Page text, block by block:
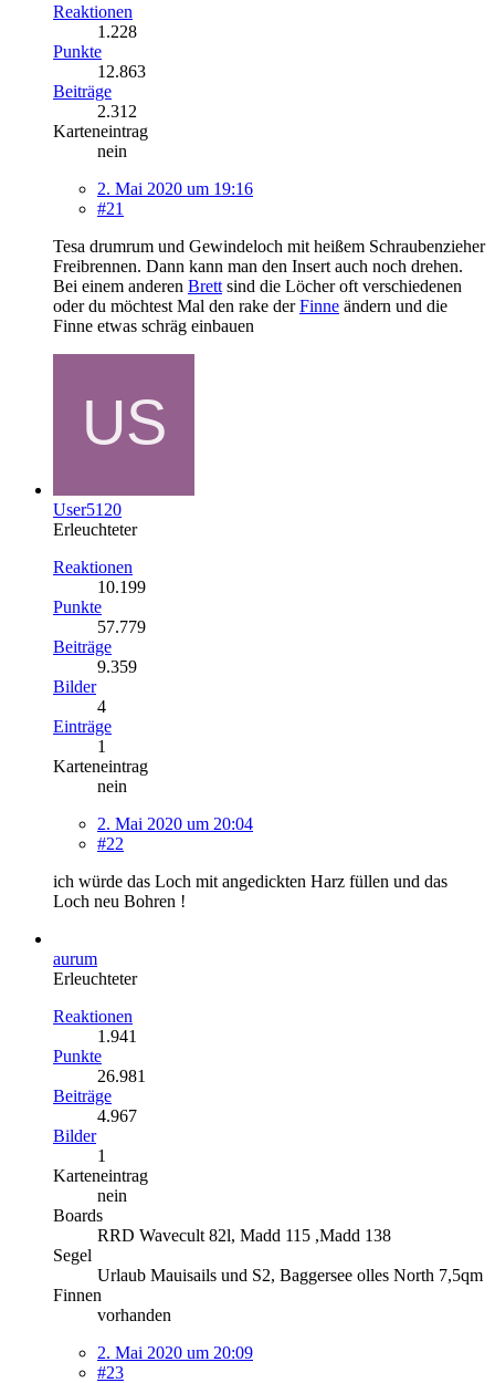
Reaktionen
1.228
Punkte
12.863
Beiträge
2.312
Karteneintrag
nein
2. Mai 2020 um 19:16
#21
Tesa drumrum und Gewindeloch mit heißem Schraubenzieher
Freibrennen. Dann kann man den Insert auch noch drehen.
Bei einem anderen Brett sind die Löcher oft verschiedenen
oder du möchtest Mal den rake derFinne ändern und die
Finne etwas schräg einbauen
User5120
Erleuchteter
Reaktionen
10.199
Punkte
57.779
Beiträge
9.359
Bilder
4
Einträge
1
Karteneintrag
nein
2. Mai 2020 um 20:04
#22
ich würde das Loch mit angedickten Harz füllen und das
Loch neu Bohren !
aurum
Erleuchteter
Reaktionen
1.941
Punkte
26.981
Beiträge
4.967
Bilder
1
Karteneintrag
nein
Boards
RRD Wavecult 82l, Madd 115 ,Madd 138
Segel
Urlaub Mauisails und S2, Baggersee olles North 7,5qm
Finnen
vorhanden
2. Mai 2020 um 20:09
#23